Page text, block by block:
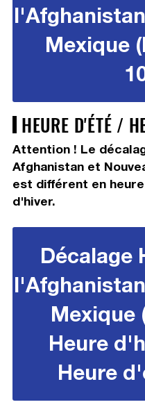
Mexique
HEURE D'ÉTÉ /
Attention ! Le
Afghanistan et
est différent en
d'hiver.
Décalage
Mexique
Heure
Heure